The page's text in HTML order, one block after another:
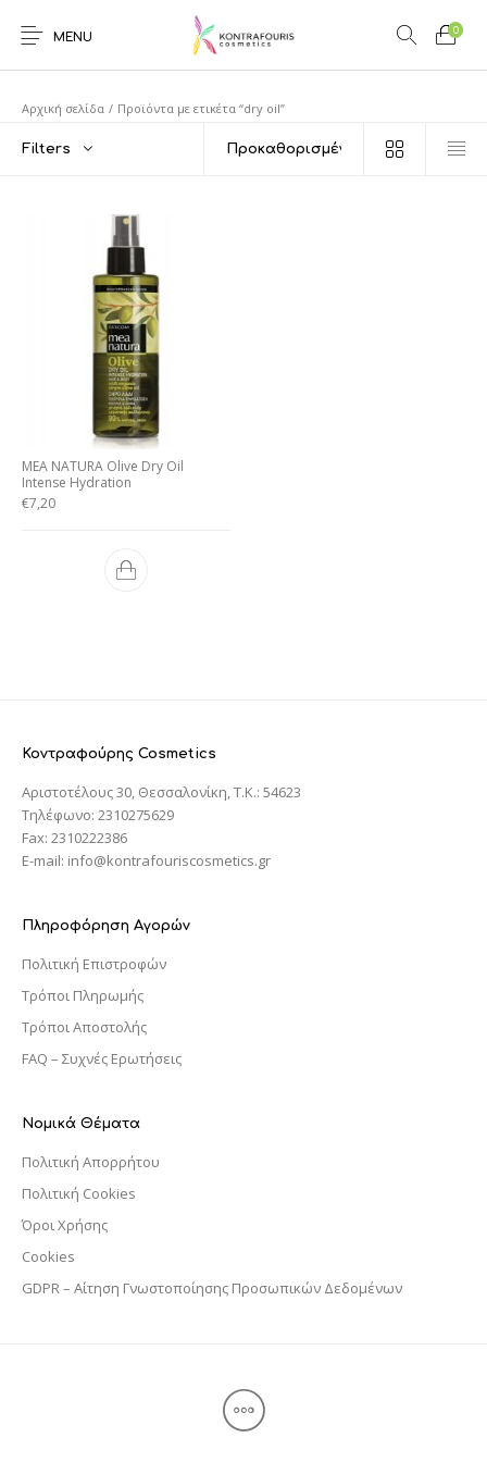
MENU
0
Αρχική σελίδα / Προϊόντα με ετικέτα “dry oil”
Filters
MEA NATURA Olive Dry Oil
Intense Hydration
€7,20
Κοντραφούρης Cosmetics
Αριστοτέλους 30, Θεσσαλονίκη, T.K.: 54623
Τηλέφωνο: 2310275629
Fax: 2310222386
E-mail: info@kontrafouriscosmetics.gr
Πληροφόρηση Αγορών
Πολιτική Επιστροφών
Τρόποι Πληρωμής
Τρόποι Αποστολής
FAQ – Συχνές Ερωτήσεις
Νομικά Θέματα
Πολιτική Απορρήτου
Πολιτική Cookies
Όροι Χρήσης
Cookies
GDPR – Αίτηση Γνωστοποίησης Προσωπικών Δεδομένων